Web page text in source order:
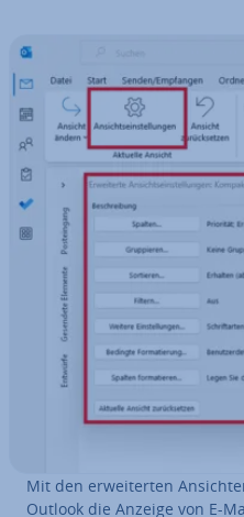
Mit den er­wei­ter­ten
Outlook die Anzeige von E-